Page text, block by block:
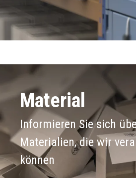
Material
Informieren Sie sich
Materialien, die wir
können